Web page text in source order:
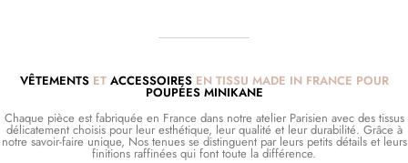
VÊTEMENTSET ACCESSOIRESEN TISSU MADE IN FRANCE POUR
POUPÉES MINIKANE
Chaque pièce est fabriquée en France dans notre atelier Parisien avec des tissus
délicatement choisis pour leur esthétique, leur qualité et leur durabilité. Grâce à
notre savoir-faire unique, Nos tenues se distinguent par leurs petits détails et leurs
finitions raffinées qui font toute la différence.